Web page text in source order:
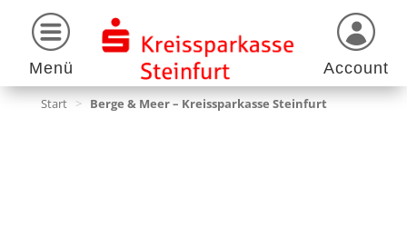
Menü Account
Start > Berge & Meer – Kreissparkasse Steinfurt